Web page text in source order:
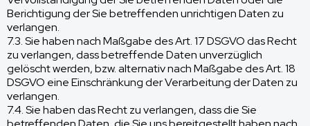
Berichtigung der Sie betreffenden unrichtigen Daten zu
verlangen.
7.3. Sie haben nach Maßgabe des Art. 17 DSGVO das Recht
zu verlangen, dass betreffende Daten unverzüglich
gelöscht werden, bzw. alternativ nach Maßgabe des Art. 18
DSGVO eine Einschränkung der Verarbeitung der Daten zu
verlangen.
7.4. Sie haben das Recht zu verlangen, dass die Sie